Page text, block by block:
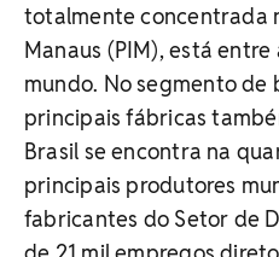
totalmente concentrada
Manaus (PIM), está entre
mundo. No segmento de
principais fábricas
Brasil se encontra na
principais produtores
fabricantes do Setor de